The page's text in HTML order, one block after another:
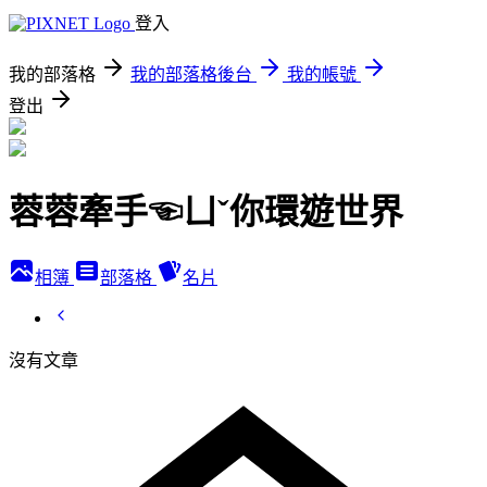
登入
我的部落格 我的部落格後台
我的帳號
登出
蓉蓉牽手☜ㄩˇ你環遊世界
相簿 部落格 名片
沒有文章